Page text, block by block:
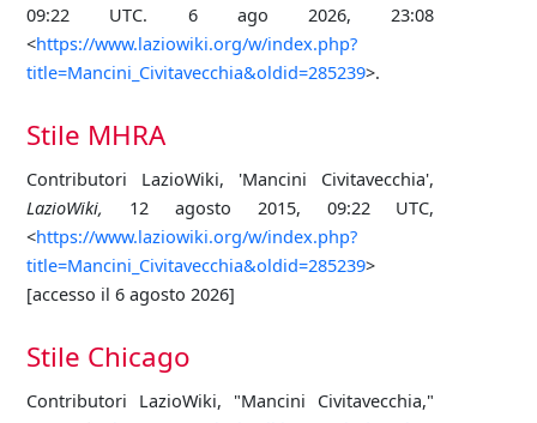
09:22 UTC. 6 ago 2026, 23:08
<https://www.laziowiki.org/w/index.php?
title=Mancini_Civitavecchia&oldid=285239>.
Stile MHRA
Contributori LazioWiki, 'Mancini Civitavecchia',
LazioWiki, 12 agosto 2015, 09:22 UTC,
<https://www.laziowiki.org/w/index.php?
title=Mancini_Civitavecchia&oldid=285239>
[accesso il 6 agosto 2026]
Stile Chicago
Contributori LazioWiki, "Mancini Civitavecchia,"